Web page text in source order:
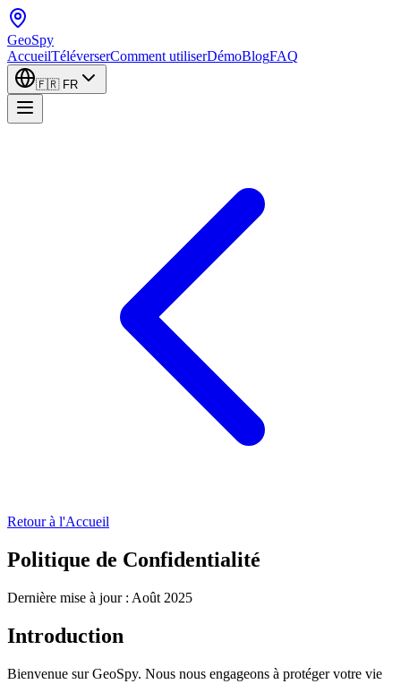
GeoSpy
AccueilTéléverserComment utiliserDémoBlogFAQ
🇫🇷 FR
Retour à l'Accueil
Politique de Confidentialité
Dernière mise à jour : Août 2025
Introduction
Bienvenue sur GeoSpy. Nous nous engageons à protéger votre vie